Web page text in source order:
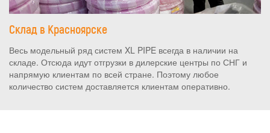
Склад в Красноярске
Весь модельный ряд систем XL PIPE всегда в наличии на
складе. Отсюда идут отгрузки в дилерские центры по СНГ и
напрямую клиентам по всей стране. Поэтому любое
количество систем доставляется клиентам оперативно.